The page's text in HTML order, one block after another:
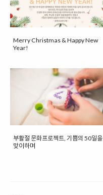
Merry Christmas & Happy New
Year!
부활절 문화프로젝트, 기쁨의 50일을
맞이하며